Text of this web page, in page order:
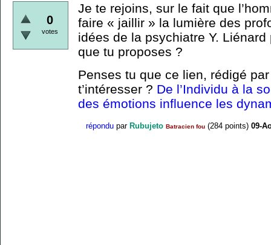
0
votes
Je te rejoins, sur le fait que
faire « jaillir » la lumière des
idées de la psychiatre Y.
que tu proposes ?
Penses tu que ce lien, rédigé
t’intéresser ? De l’Individu à la
des émotions influence les
répondu par Rubujeto Batracien fou (284 points) 09-